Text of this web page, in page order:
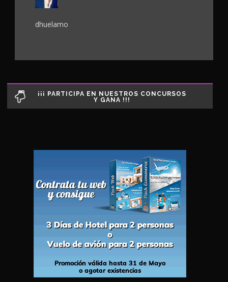
dhuelamo
¡¡¡ PARTICIPA EN NUESTROS CONCURSOS
Y GANA !!!